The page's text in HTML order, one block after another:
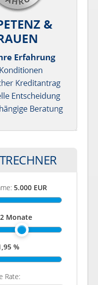
5.000 EUR
Monate
%
Rate: